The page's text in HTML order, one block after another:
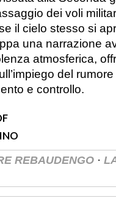
dei voli
il cielo stesso si
una narrazione
atmosferica,
del
e controllo.
REBAUDENGO ·